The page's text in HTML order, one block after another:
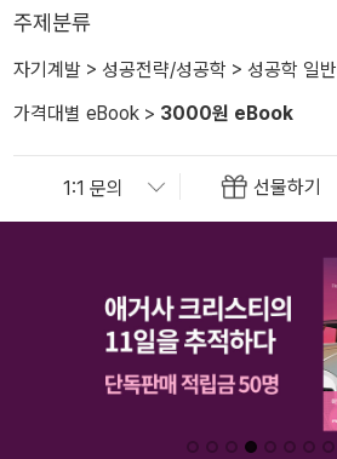
주제분류
자기계발 > 성공전략/성공학 > 성공학 일반
가격대별 eBook > 3000원 eBook
선물하기